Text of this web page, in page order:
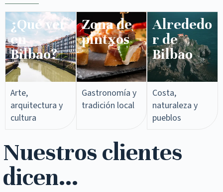
¿Qué ver
en
Bilbao?
Arte,
arquitectura y
cultura
Zona de
pintxos​
Gastronomía y
tradición local
Alrededo
r de
Bilbao
Costa,
naturaleza y
pueblos
Nuestros clientes
dicen...